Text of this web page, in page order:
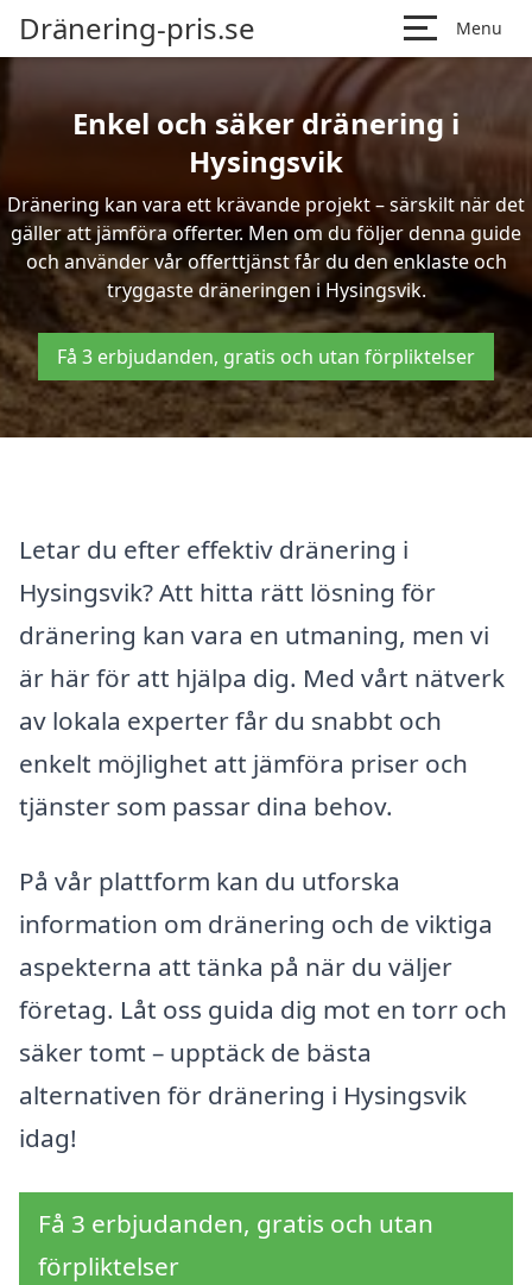
Dränering-pris.se Menu
Enkel och säker dränering i
Hysingsvik
Dränering kan vara ett krävande projekt – särskilt när det
gäller att jämföra offerter. Men om du följer denna guide
och använder vår offerttjänst får du den enklaste och
tryggaste dräneringen i Hysingsvik.
Få 3 erbjudanden, gratis och utan förpliktelser
Letar du efter effektiv dränering i
Hysingsvik? Att hitta rätt lösning för
dränering kan vara en utmaning, men vi
är här för att hjälpa dig. Med vårt nätverk
av lokala experter får du snabbt och
enkelt möjlighet att jämföra priser och
tjänster som passar dina behov.
På vår plattform kan du utforska
information om dränering och de viktiga
aspekterna att tänka på när du väljer
företag. Låt oss guida dig mot en torr och
säker tomt – upptäck de bästa
alternativen för dränering i Hysingsvik
idag!
Få 3 erbjudanden, gratis och utan
förpliktelser